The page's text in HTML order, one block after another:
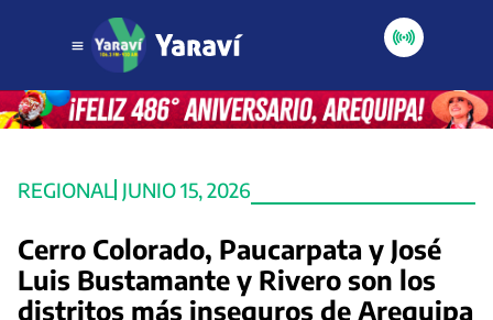
REGIONAL JUNIO 15, 2026
Cerro Colorado, Paucarpata y José
Luis Bustamante y Rivero son los
distritos más inseguros de Arequipa